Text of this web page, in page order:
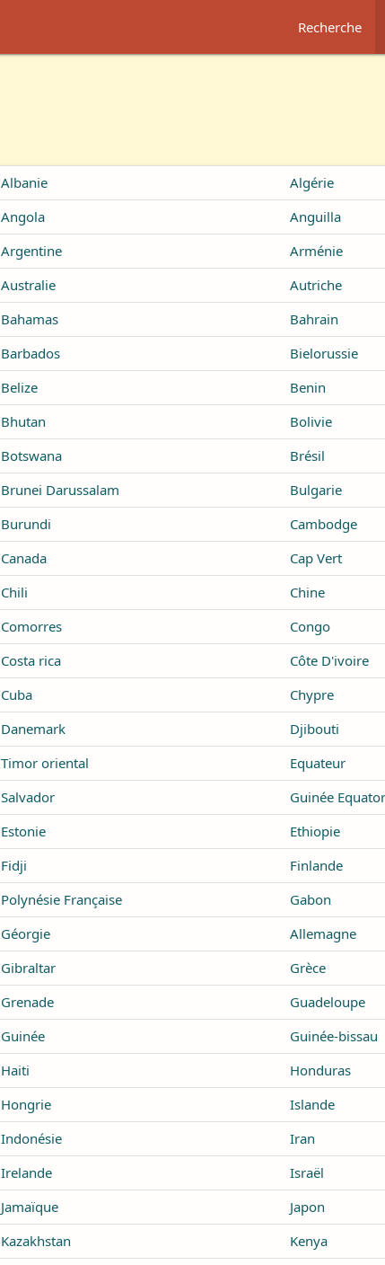
Recherche
Albanie
Algérie
Angola
Anguilla
Argentine
Arménie
Australie
Autriche
Bahamas
Bahrain
Barbados
Bielorussie
Belize
Benin
Bhutan
Bolivie
Botswana
Brésil
Brunei Darussalam
Bulgarie
Burundi
Cambodge
Canada
Cap Vert
Chili
Chine
Comorres
Congo
Costa rica
Côte D'ivoire
Cuba
Chypre
Danemark
Djibouti
Timor oriental
Equateur
Salvador
Guinée
Estonie
Ethiopie
Fidji
Finlande
Polynésie Française
Gabon
Géorgie
Allemagne
Gibraltar
Grèce
Grenade
Guadeloupe
Guinée
Guinée-bissau
Haiti
Honduras
Hongrie
Islande
Indonésie
Iran
Irelande
Israël
Jamaïque
Japon
Kazakhstan
Kenya